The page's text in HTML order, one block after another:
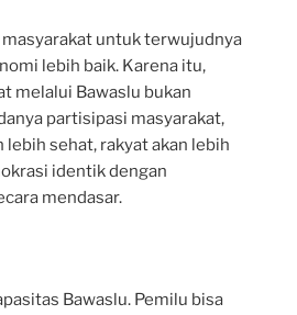
untuk terwujudnya
lebih baik. Karena itu,
melalui Bawaslu bukan
partisipasi masyarakat,
lebih sehat, rakyat akan lebih
identik dengan
mendasar.
Bawaslu. Pemilu bisa